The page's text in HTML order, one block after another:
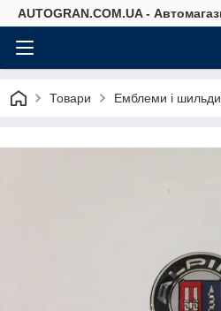
AUTOGRAN.COM.UA -
Товари Емблеми і